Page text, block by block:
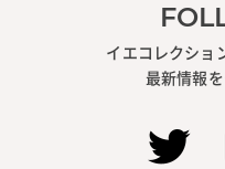
イエコレクショ
最新情報